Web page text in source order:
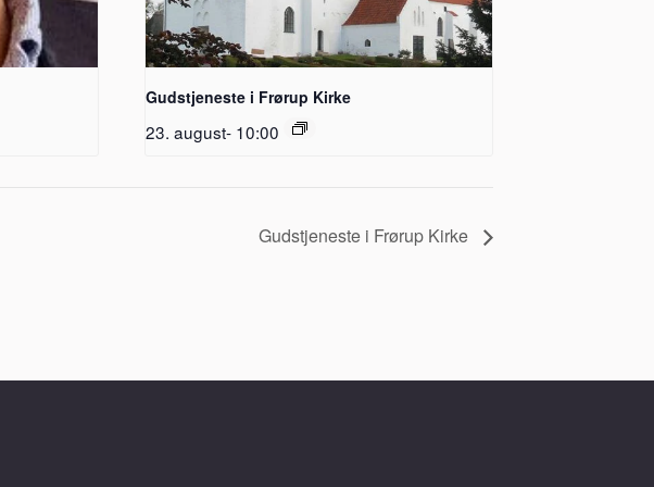
Gudstjeneste i Frørup Kirke
23. august- 10:00
Gudstjeneste i Frørup Kirke